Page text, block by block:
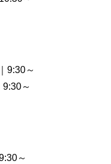
9:30～
～
～